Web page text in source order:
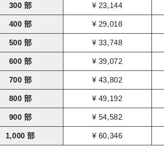
300 部 ¥ 23,144
400 部 ¥ 29,018
500 部 ¥ 33,748
600 部 ¥ 39,072
700 部 ¥ 43,802
800 部 ¥ 49,192
900 部 ¥ 54,582
1,000 部 ¥ 60,346